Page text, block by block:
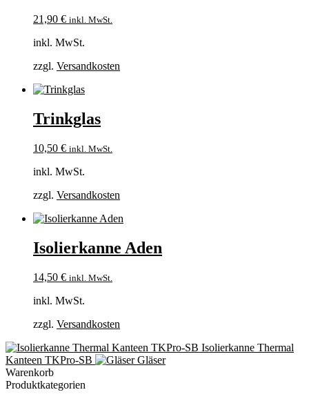
21,90 € inkl. MwSt.
inkl. MwSt.
zzgl. Versandkosten
Trinkglas
10,50 € inkl. MwSt.
inkl. MwSt.
zzgl. Versandkosten
Isolierkanne Aden
14,50 € inkl. MwSt.
inkl. MwSt.
zzgl. Versandkosten
Isolierkanne Thermal
Kanteen TKPro-SB
Gläser
Warenkorb
Produktkategorien